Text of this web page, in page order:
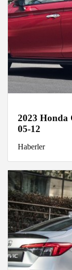
2023 Honda
05-12
Haberler